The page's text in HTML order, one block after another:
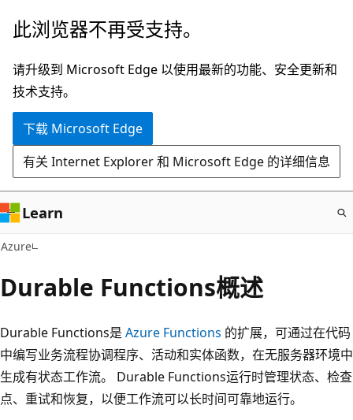
跳
主
要
内
此浏览器不再受支持。
请升级到 Microsoft Edge 以使用最新的功能、安全更新和
技术支持。
下载 Microsoft Edge
有关 Internet Explorer 和 Microsoft Edge 的详细信息
Learn
Azure
Durable Functions概述
Durable Functions是 Azure Functions 的扩展，可通过在代码
中编写业务流程协调程序、活动和实体函数，在无服务器环境中
生成有状态工作流。 Durable Functions运行时管理状态、检查
点、重试和恢复，以便工作流可以长时间可靠地运行。